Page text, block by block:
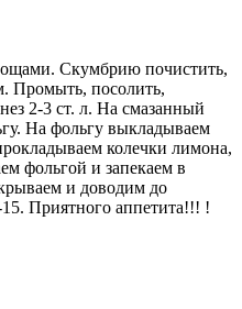
Скумбрию почистить,
Промыть, посолить,
2-3 ст. л. На смазанный
На фольгу выкладываем
колечки лимона,
фольгой и запекаем в
и доводим до
Приятного аппетита!!! !